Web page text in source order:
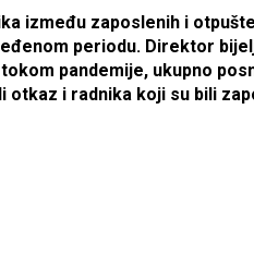
između zaposlenih i
periodu. Direktor
pandemije, ukupno
otkaz i radnika koji su bili